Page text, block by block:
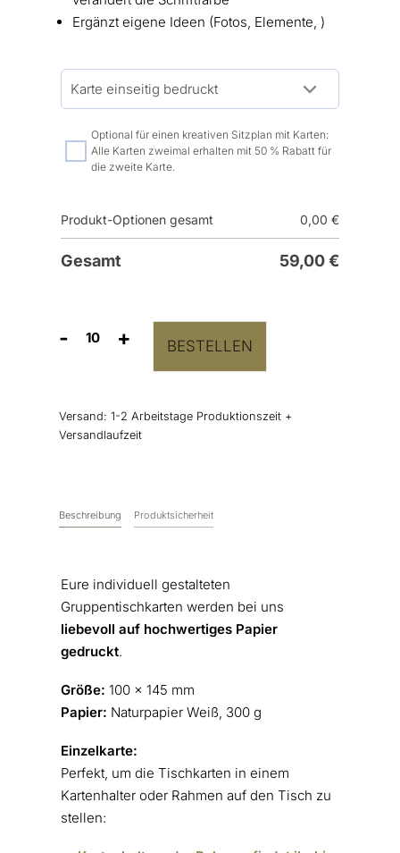
Ergänzt eigene Ideen (Fotos, Elemente, )
Optional für einen kreativen Sitzplan mit Karten:
Alle Karten zweimal erhalten mit 50 % Rabatt für
die zweite Karte.
Produkt-Optionen gesamt 0,00€
Gesamt 59,00€
-
Gruppentischkarten
+ BESTELLEN
Versand: 1-2 Arbeitstage Produktionszeit +
Versandlaufzeit
Beschreibung Produktsicherheit
Eure individuell gestalteten
Gruppentischkarten werden bei uns
liebevoll auf hochwertiges Papier
gedruckt.
Größe: 100 x 145 mm
Papier: Naturpapier Weiß, 300 g
Einzelkarte:
Perfekt, um die Tischkarten in einem
Kartenhalter oder Rahmen auf den Tisch zu
stellen: